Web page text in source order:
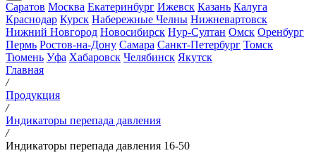
Саратов Москва Екатеринбург Ижевск Казань Калуга
Краснодар Курск Набережные Челны Нижневартовск
Нижний Новгород Новосибирск Нур-Султан Омск Оренбург
Пермь Ростов-на-Дону Самара Санкт-Петербург Томск
Тюмень Уфа Хабаровск Челябинск Якутск
Главная
/
Продукция
/
Индикаторы перепада давления
/
Индикаторы перепада давления 16-50